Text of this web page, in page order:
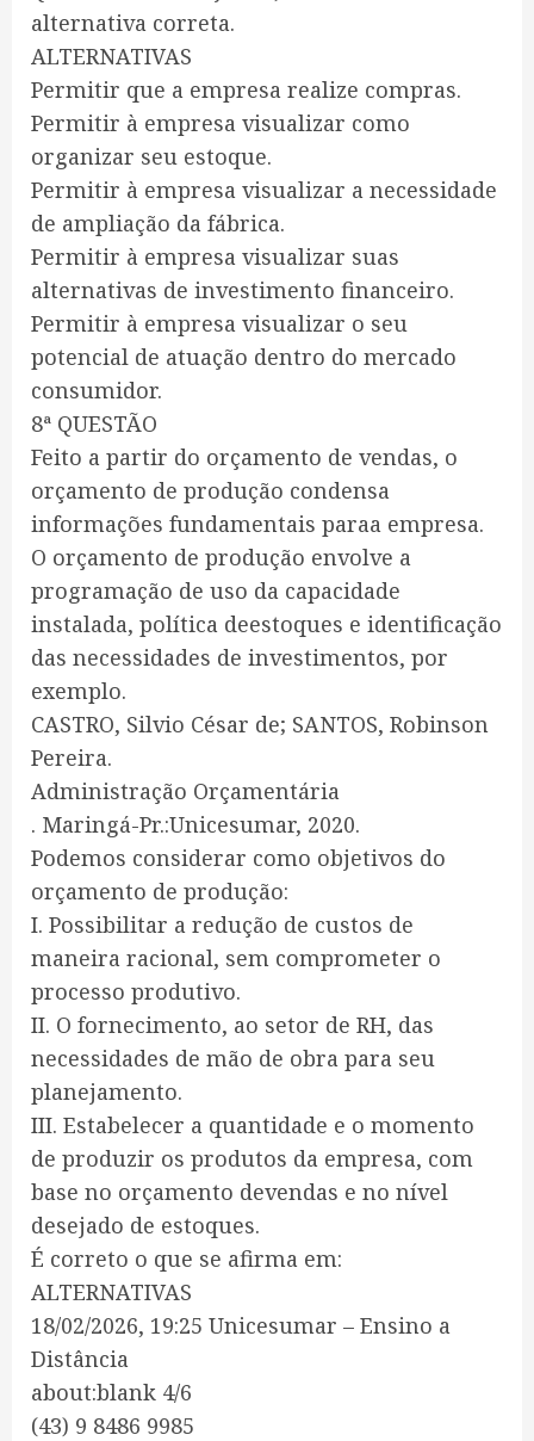
alternativa correta.
ALTERNATIVAS
Permitir que a empresa realize compras.
Permitir à empresa visualizar como
organizar seu estoque.
Permitir à empresa visualizar a necessidade
de ampliação da fábrica.
Permitir à empresa visualizar suas
alternativas de investimento financeiro.
Permitir à empresa visualizar o seu
potencial de atuação dentro do mercado
consumidor.
8ª QUESTÃO
Feito a partir do orçamento de vendas, o
orçamento de produção condensa
informações fundamentais paraa empresa.
O orçamento de produção envolve a
programação de uso da capacidade
instalada, política deestoques e identificação
das necessidades de investimentos, por
exemplo.
CASTRO, Silvio César de; SANTOS, Robinson
Pereira.
Administração Orçamentária
. Maringá-Pr.:Unicesumar, 2020.
Podemos considerar como objetivos do
orçamento de produção:
I. Possibilitar a redução de custos de
maneira racional, sem comprometer o
processo produtivo.
II. O fornecimento, ao setor de RH, das
necessidades de mão de obra para seu
planejamento.
III. Estabelecer a quantidade e o momento
de produzir os produtos da empresa, com
base no orçamento devendas e no nível
desejado de estoques.
É correto o que se afirma em:
ALTERNATIVAS
18/02/2026, 19:25 Unicesumar – Ensino a
Distância
about:blank 4/6
(43) 9 8486 9985